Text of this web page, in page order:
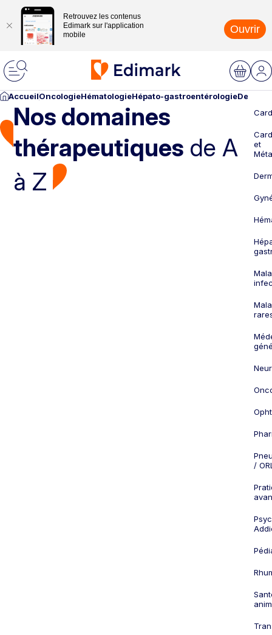
Retrouvez les contenus
Edimark sur l'application
mobile
Ouvrir
AccueilOncologieHématologieHépato-gastroentérologie
Nos domaines
thérapeutiques de A
à Z
et
/